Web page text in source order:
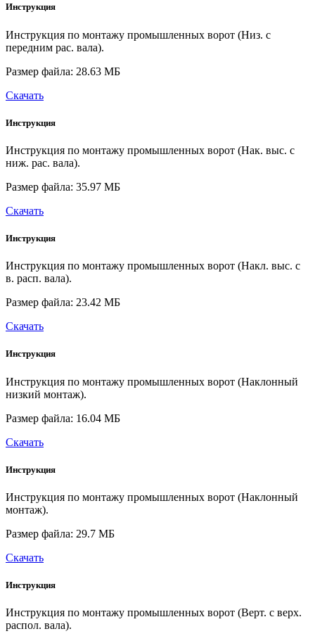
Инструкция
Инструкция по монтажу промышленных ворот (Низ. с
передним рас. вала).
Размер файла: 28.63 МБ
Скачать
Инструкция
Инструкция по монтажу промышленных ворот (Нак. выс. с
ниж. рас. вала).
Размер файла: 35.97 МБ
Скачать
Инструкция
Инструкция по монтажу промышленных ворот (Накл. выс. с
в. расп. вала).
Размер файла: 23.42 МБ
Скачать
Инструкция
Инструкция по монтажу промышленных ворот (Наклонный
низкий монтаж).
Размер файла: 16.04 МБ
Скачать
Инструкция
Инструкция по монтажу промышленных ворот (Наклонный
монтаж).
Размер файла: 29.7 МБ
Скачать
Инструкция
Инструкция по монтажу промышленных ворот (Верт. с верх.
распол. вала).